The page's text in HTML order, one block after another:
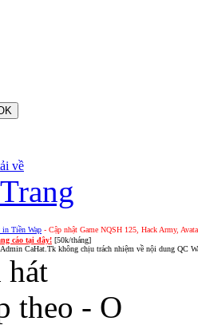
về
in Tiền Wap - Cập nhật Game NQSH 125, Hack Army,
cáo tại đây! [50k/tháng]
CaHat.Tk không chịu trách nhiệm về nội dung QC
theo - O